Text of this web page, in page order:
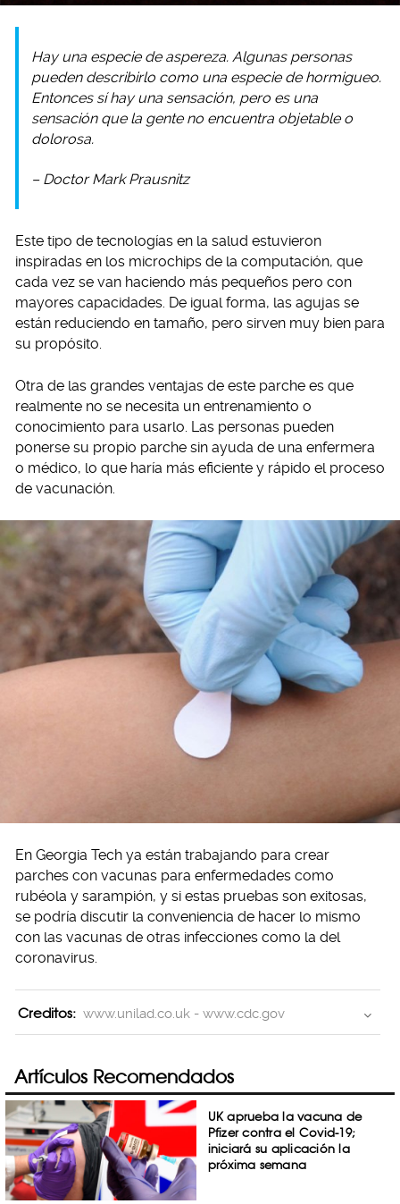
Hay una especie de aspereza. Algunas personas
pueden describirlo como una especie de hormigueo.
Entonces sí hay una sensación, pero es una
sensación que la gente no encuentra objetable o
dolorosa.
– Doctor Mark Prausnitz
Este tipo de tecnologías en la salud estuvieron
inspiradas en los microchips de la computación, que
cada vez se van haciendo más pequeños pero con
mayores capacidades. De igual forma, las agujas se
están reduciendo en tamaño, pero sirven muy bien para
su propósito.
Otra de las grandes ventajas de este parche es que
realmente no se necesita un entrenamiento o
conocimiento para usarlo. Las personas pueden
ponerse su propio parche sin ayuda de una enfermera
o médico, lo que haría más eficiente y rápido el proceso
de vacunación.
En Georgia Tech ya están trabajando para crear
parches con vacunas para enfermedades como
rubéola y sarampión, y si estas pruebas son exitosas,
se podría discutir la conveniencia de hacer lo mismo
con las vacunas de otras infecciones como la del
coronavirus.
Creditos: www.unilad.co.uk - www.cdc.gov
Artículos Recomendados
UK aprueba la vacuna de
Pfizer contra el Covid-19;
iniciará su aplicación la
próxima semana